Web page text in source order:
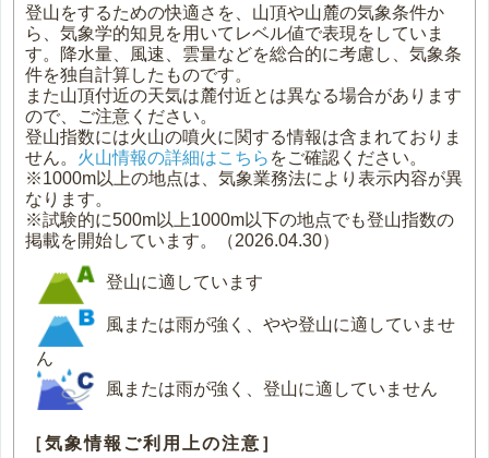
登山をするための快適さを、山頂や山麓の気象条件か
ら、気象学的知見を用いてレベル値で表現をしていま
す。降水量、風速、雲量などを総合的に考慮し、気象条
件を独自計算したものです。
また山頂付近の天気は麓付近とは異なる場合があります
ので、ご注意ください。
登山指数には火山の噴火に関する情報は含まれておりま
せん。 火山情報の詳細はこちら をご確認ください。
※1000m以上の地点は、気象業務法により表示内容が異
なります。
※試験的に500m以上1000m以下の地点でも登山指数の
掲載を開始しています。（2026.04.30）
登山に適しています
風または雨が強く、やや登山に適していませ
ん
風または雨が強く、登山に適していません
［気象情報ご利用上の注意］